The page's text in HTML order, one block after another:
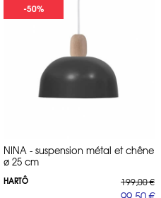
-50%
NINA - suspension métal et chêne
ø 25 cm
HARTÔ 199,00 €